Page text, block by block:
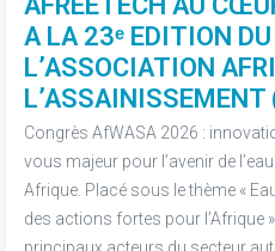
A LA 23ᵉ EDITION DU
L’ASSOCIATION
L’ASSAINISSEMENT
Congrès AfWASA 2026 :
vous majeur pour l’avenir de
Afrique. Placé sous le thème «
des actions fortes pour l’Afrique